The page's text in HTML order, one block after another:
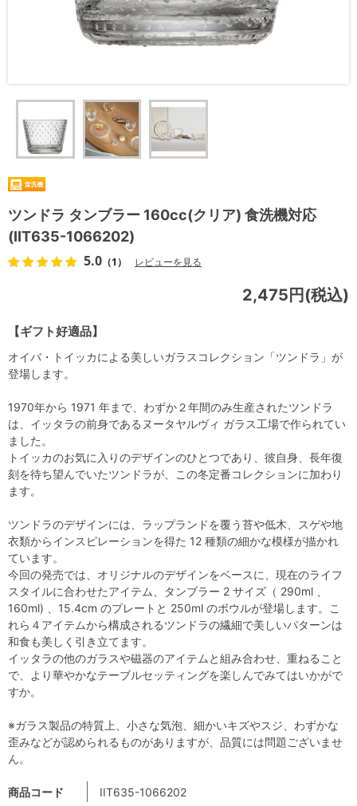
ツンドラ タンブラー 160cc(クリア) 食洗機対応
(IIT635-1066202)
5.0 （1） レビューを見る
【ギフト好適品】
2,475円(税込)
商品コード IIT635-1066202
オイバ・トイッカによる美しいガラスコレクション「ツンドラ」が
登場します。
1970年から 1971 年まで、わずか２年間のみ生産されたツンドラ
は、イッタラの前身であるヌータヤルヴィ ガラス工場で作られてい
ました。
トイッカのお気に入りのデザインのひとつであり、彼自身、長年復
刻を待ち望んでいたツンドラが、この冬定番コレクションに加わり
ます。
ツンドラのデザインには、ラップランドを覆う苔や低木、スゲや地
衣類からインスピレーションを得た 12 種類の細かな模様が描かれ
ています。
今回の発売では、オリジナルのデザインをベースに、現在のライフ
スタイルに合わせたアイテム、タンブラー 2 サイズ（ 290ml 、
160ml) 、15.4cm のプレートと 250ml のボウルが登場します。こ
れら４アイテムから構成されるツンドラの繊細で美しいパターンは
和食も美しく引き立てます。
イッタラの他のガラスや磁器のアイテムと組み合わせ、重ねること
で、より華やかなテーブルセッティングを楽しんでみてはいかがで
すか。
※ガラス製品の特質上、小さな気泡、細かいキズやスジ、わずかな
歪みなどが認められるものがありますが、品質には問題ございませ
ん。